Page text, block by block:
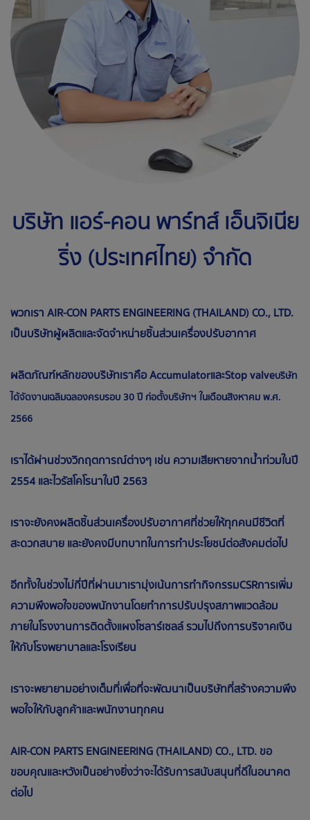
บริษัท แอร์-คอน พาร์ทส์ เอ็นจิเนีย
ริ่ง (ประเทศไทย) จำกัด
พวกเรา AIR-CON PARTS ENGINEERING (THAILAND) CO., LTD.
เป็นบริษัทผู้ผลิตและจัดจำหน่ายชิ้นส่วนเครื่องปรับอากาศ
ผลิตภัณฑ์หลักของบริษัทเราคือ AccumulatorและStop valveบริษัท
ได้จัดงานเฉลิมฉลองครบรอบ 30 ปี ก่อตั้งบริษัทฯ ในเดือนสิงหาคม พ.ศ.
2566
เราได้ผ่านช่วงวิกฤตการณ์ต่างๆ เช่น ความเสียหายจากน้ำท่วมในปี
2554 และไวรัสโคโรนาในปี 2563
เราจะยังคงผลิตชิ้นส่วนเครื่องปรับอากาศที่ช่วยให้ทุกคนมีชีวิตที่
สะดวกสบาย และยังคงมีบทบาทในการทำประโยชน์ต่อสังคมต่อไป
อีกทั้งในช่วงไม่กี่ปีที่ผ่านมาเรามุ่งเน้นการทำกิจกรรมCSRการเพิ่ม
ความพึงพอใจของพนักงานโดยทำการปรับปรุงสภาพแวดล้อม
ภายในโรงงานการติดตั้งแผงโซลาร์เซลล์ รวมไปถึงการบริจาคเงิน
ให้กับโรงพยาบาลและโรงเรียน
เราจะพยายามอย่างเต็มที่เพื่อที่จะพัฒนาเป็นบริษัทที่สร้างความพึง
พอใจให้กับลูกค้าและพนักงานทุกคน
AIR-CON PARTS ENGINEERING (THAILAND) CO., LTD. ขอ
ขอบคุณและหวังเป็นอย่างยิ่งว่าจะได้รับการสนับสนุนที่ดีในอนาคต
ต่อไป